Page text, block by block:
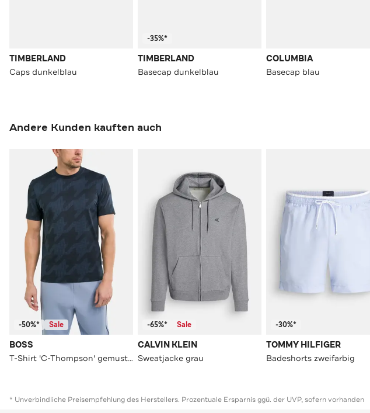
TIMBERLAND
Caps dunkelblau
-35%*
TIMBERLAND
Basecap dunkelblau
COLUMBIA
Basecap blau
Andere Kunden kauften auch
-50%* Sale
BOSS
T-Shirt 'C-Thompson' gemustert
-65%* Sale
CALVIN KLEIN
Sweatjacke grau
-30%*
TOMMY HILFIGER
Badeshorts zweifarbig
* Unverbindliche Preisempfehlung des Herstellers. Prozentuale Ersparnis ggü. der UVP, sofern vorhanden